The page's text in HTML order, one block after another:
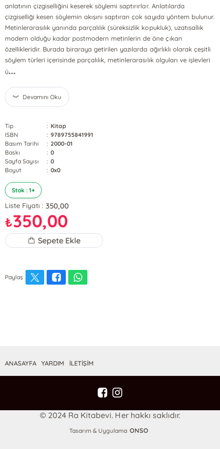
anlatının çizgiselliğini keserek söylemi saptırırlar. Anlatılarda
çizgiselliği kesen söylemin akışını saptıran çok sayıda yöntem bulunur.
Metinlerarasılık yanında parçalılık (süreksizlik kopukluk), uzatısallık
modern olduğu kadar postmodern metinlerin de öne çıkan
özellikleridir. Burada biraraya getirilen yazılarda ağırlıklı olarak çeşitli
söylem türleri içerisinde parçalılık, metinlerarasılık olguları ve işlevleri
ü...
Devamını Oku
Tip : Kitap
ISBN
: 9789755841991
Basım Tarihi
: 2000-01
Baskı
: 0
Sayfa Sayısı
: 0
Boyut
: 0x0
Stok : 1+
Liste Fiyatı : 350,00
₺350,00
Sepete Ekle
Paylaş
ANASAYFA YARDIM İLETİŞİM
© 2024 Ra Kitabevi. Her hakkı saklıdır.
Tasarım & Uygulama ONSO